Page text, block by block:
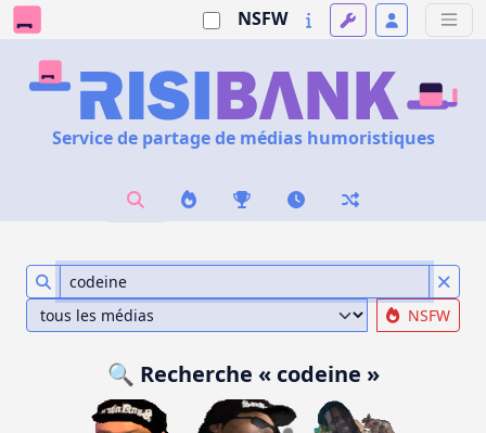
NSFW
Service de partage de médias humoristiques
NSFW
🔍 Recherche « codeine »